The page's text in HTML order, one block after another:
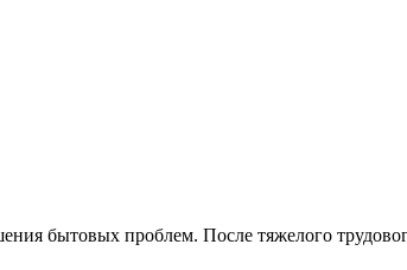
бытовых проблем. После тяжелого